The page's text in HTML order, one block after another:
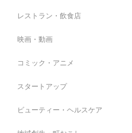
レストラン・飲食店
映画・動画
コミック・アニメ
スタートアップ
ビューティー・ヘルスケア